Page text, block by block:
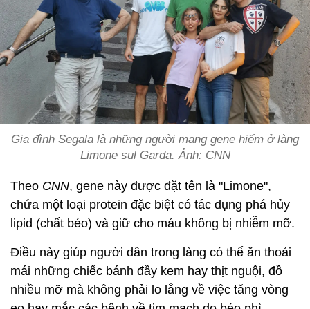
Gia đình Segala là những người mang gene hiếm ở làng
Limone sul Garda. Ảnh: CNN
Theo CNN, gene này được đặt tên là "Limone",
chứa một loại protein đặc biệt có tác dụng phá hủy
lipid (chất béo) và giữ cho máu không bị nhiễm mỡ.
Điều này giúp người dân trong làng có thể ăn thoải
mái những chiếc bánh đầy kem hay thịt nguội, đồ
nhiều mỡ mà không phải lo lắng về việc tăng vòng